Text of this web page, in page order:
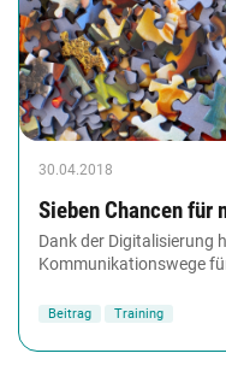
30.04.2018
Sieben Chancen für
Dank der Digitalisierung
Kommunikationswege
Beitrag Training